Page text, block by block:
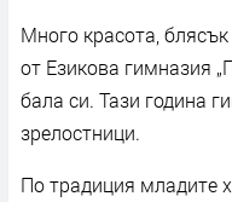
Много красота,
от Езикова гимназия
бала си. Тази година
зрелостници.
По традиция младите